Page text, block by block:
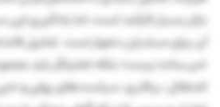
بازار بسیار کارآمد است، اما یادگیری
آن برای مبتدیان دشوار است. تحلیل
خبر ساده نیست؛ بلکه تحلیلگر باید
اشتغال، بیکاری، سیاست‌های پولی و